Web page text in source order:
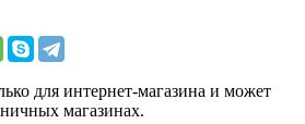
для интернет-магазина и может
магазинах.